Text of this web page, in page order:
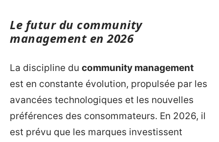
Le futur du community
management en 2026
La discipline du community management
est en constante évolution, propulsée par les
avancées technologiques et les nouvelles
préférences des consommateurs. En 2026, il
est prévu que les marques investissent